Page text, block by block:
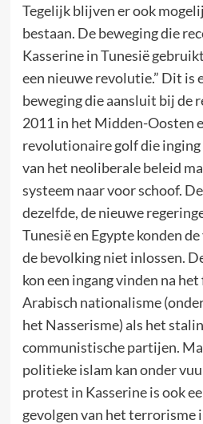
Tegelijk blijven er ook
bestaan. De beweging die
Kasserine in Tunesië
een nieuwe revolutie.” Dit is
beweging die aansluit bij de
2011 in het Midden-Oosten
revolutionaire golf die inging
van het neoliberale beleid
systeem naar voor schoof.
dezelfde, de nieuwe
Tunesië en Egypte konden
de bevolking niet inlossen.
kon een ingang vinden na
Arabisch nationalisme
het Nasserisme) als het
communistische partijen.
politieke islam kan onder
protest in Kasserine is ook
gevolgen van het terrorisme